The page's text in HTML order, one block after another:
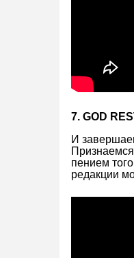
7. GOD
И
пением
редакции